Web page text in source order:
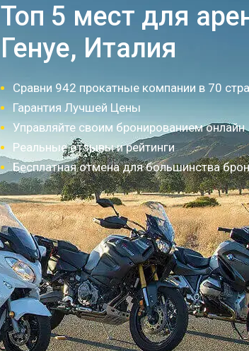
Топ 5 мест для
Генуе, Италия
Сравни 942 прокатные компании в 70
Гарантия Лучшей Цены
Управляйте своим бронированием онлайн
Реальные отзывы и рейтинги
Бесплатная отмена для большинства